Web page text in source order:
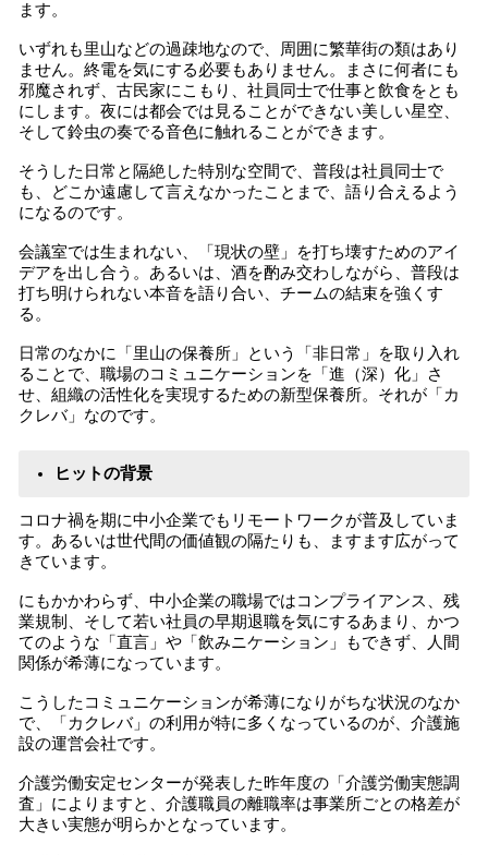
ます。
いずれも里山などの過疎地なので、周囲に繁華街の類はあり
ません。終電を気にする必要もありません。まさに何者にも
邪魔されず、古民家にこもり、社員同士で仕事と飲食をとも
にします。夜には都会では見ることができない美しい星空、
そして鈴虫の奏でる音色に触れることができます。
そうした日常と隔絶した特別な空間で、普段は社員同士で
も、どこか遠慮して言えなかったことまで、語り合えるよう
になるのです。
会議室では生まれない、「現状の壁」を打ち壊すためのアイ
デアを出し合う。あるいは、酒を酌み交わしながら、普段は
打ち明けられない本音を語り合い、チームの結束を強くす
る。
日常のなかに「里山の保養所」という「非日常」を取り入れ
ることで、職場のコミュニケーションを「進（深）化」さ
せ、組織の活性化を実現するための新型保養所。それが「カ
クレバ」なのです。
ヒットの背景
コロナ禍を期に中小企業でもリモートワークが普及していま
す。あるいは世代間の価値観の隔たりも、ますます広がって
きています。
にもかかわらず、中小企業の職場ではコンプライアンス、残
業規制、そして若い社員の早期退職を気にするあまり、かつ
てのような「直言」や「飲みニケーション」もできず、人間
関係が希薄になっています。
こうしたコミュニケーションが希薄になりがちな状況のなか
で、「カクレバ」の利用が特に多くなっているのが、介護施
設の運営会社です。
介護労働安定センターが発表した昨年度の「介護労働実態調
査」によりますと、介護職員の離職率は事業所ごとの格差が
大きい実態が明らかとなっています。